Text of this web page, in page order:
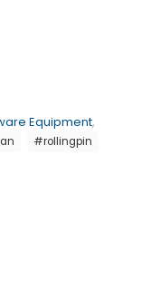
Equipment,
#rollingpin